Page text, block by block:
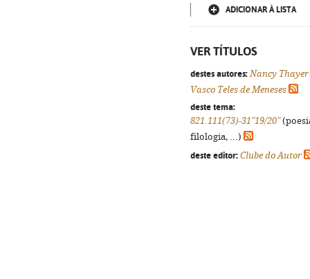
ADICIONAR À LISTA
VER TÍTULOS
destes autores: Nancy Thayer
Vasco Teles de Meneses
deste tema:
821.111(73)-31"19/20"
filologia, ...)
deste editor: Clube do Autor